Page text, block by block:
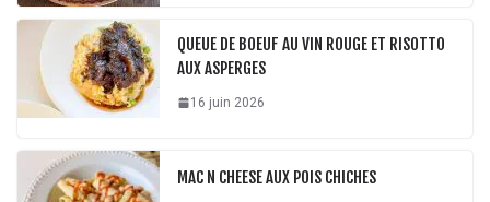
QUEUE DE BOEUF AU VIN ROUGE ET RISOTTO
AUX ASPERGES
16 juin 2026
MAC N CHEESE AUX POIS CHICHES